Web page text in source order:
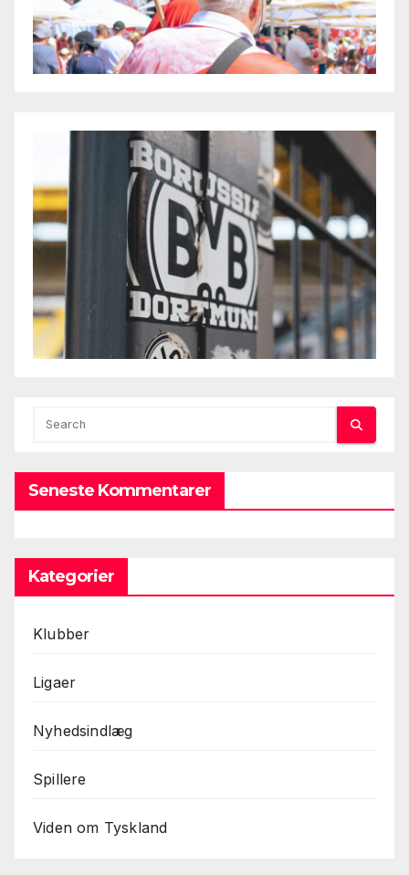
Seneste Kommentarer
Kategorier
Klubber
Ligaer
Nyhedsindlæg
Spillere
Viden om Tyskland